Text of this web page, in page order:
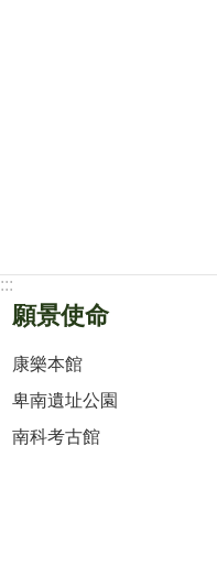
:::
願景使命
康樂本館
卑南遺址公園
南科考古館